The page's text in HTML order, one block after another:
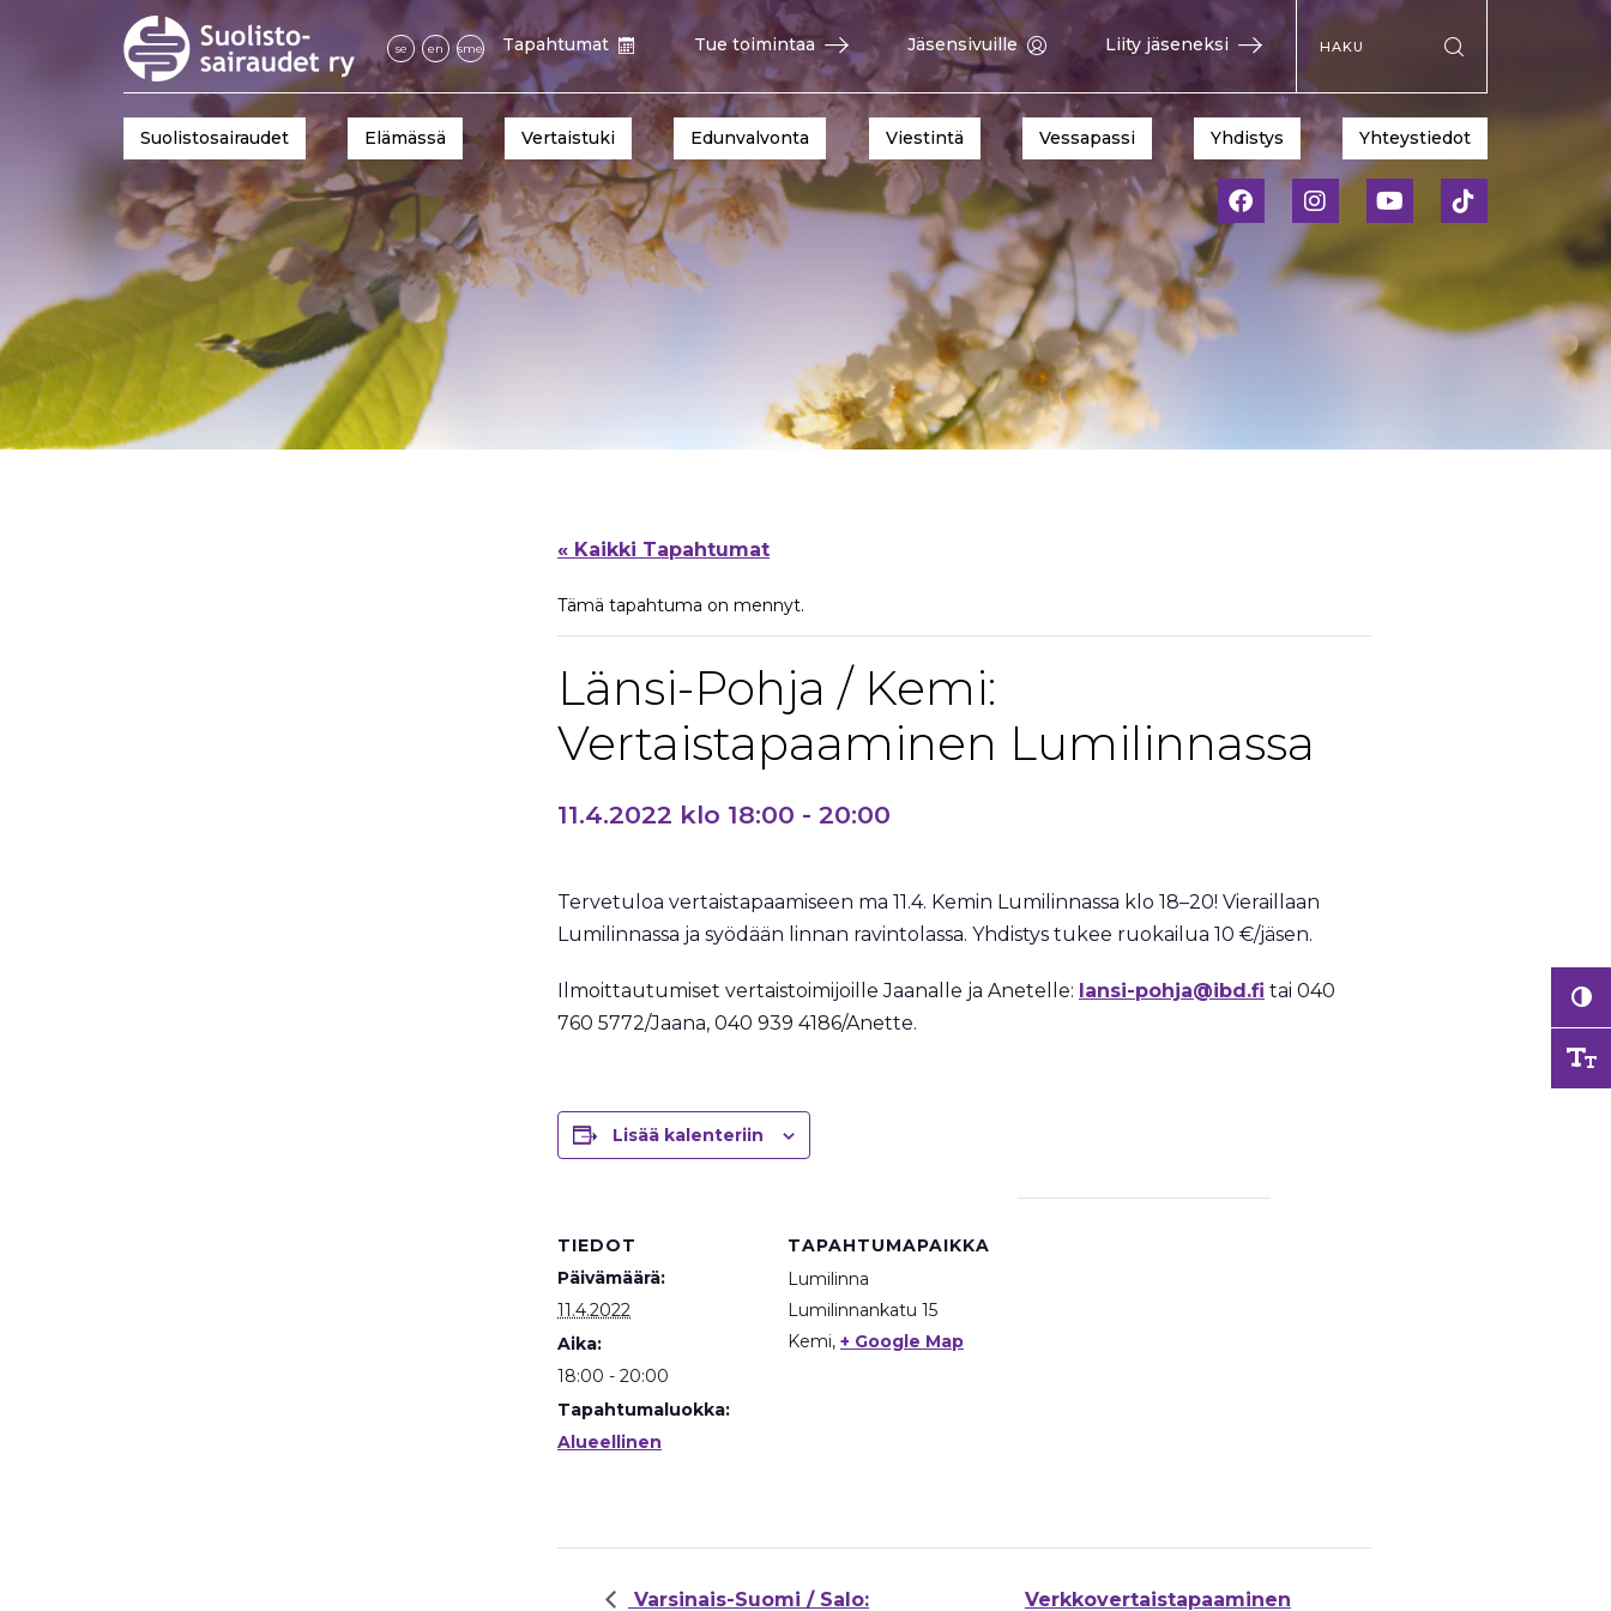
se en sme Tapahtumat Tue toimintaa Jäsensivuille Liity jäseneksi
Hae sivustolta
Suolistosairaudet Elämässä Vertaistuki Edunvalvonta Viestintä Vessapassi Yhdistys Yhteystiedot
« Kaikki Tapahtumat
Tämä tapahtuma on mennyt.
Länsi-Pohja / Kemi:
Vertaistapaaminen Lumilinnassa
11.4.2022 klo 18:00 - 20:00
Tervetuloa vertaistapaamiseen ma 11.4. Kemin Lumilinnassa klo 18–20! Vieraillaan
Lumilinnassa ja syödään linnan ravintolassa. Yhdistys tukee ruokailua 10 €/jäsen.
Ilmoittautumiset vertaistoimijoille Jaanalle ja Anetelle: lansi-pohja@ibd.fi tai 040
760 5772/Jaana, 040 939 4186/Anette.
Lisää kalenteriin
TIEDOT
Päivämäärä:
11.4.2022
Aika:
18:00 - 20:00
Tapahtumaluokka:
Alueellinen
TAPAHTUMAPAIKKA
Lumilinna
Lumilinnankatu 15
Kemi, + Google Map
Varsinais-Suomi / Salo: Verkkovertaistapaaminen